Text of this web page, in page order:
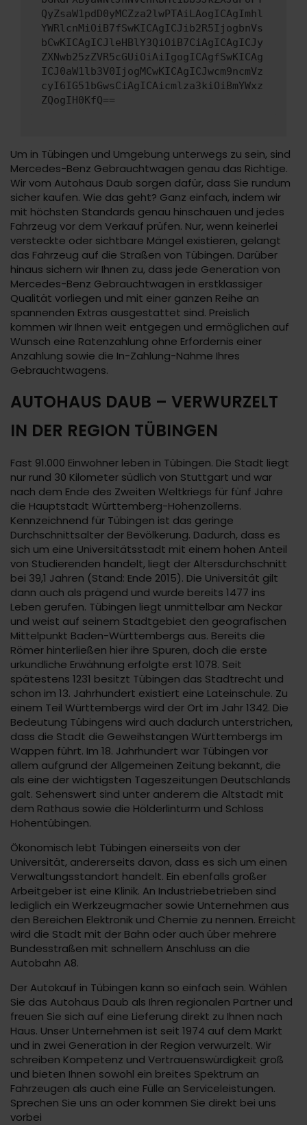
QyZsaW1pdD0yMCZza2lwPTAiLAogICAgImhl
YWRlcnMiOiB7fSwKICAgICJib2R5IjogbnVs
bCwKICAgICJleHBlY3QiOiB7CiAgICAgICJy
ZXNwb25zZVR5cGUiOiAiIgogICAgfSwKICAg
ICJ0aW1lb3V0IjogMCwKICAgICJwcm9ncmVz
cyI6IG51bGwsCiAgICAicmlza3kiOiBmYWxz
ZQogIH0KfQ==
Um in Tübingen und Umgebung unterwegs zu sein, sind
Mercedes-Benz Gebrauchtwagen genau das Richtige.
Wir vom Autohaus Daub sorgen dafür, dass Sie rundum
sicher kaufen. Wie das geht? Ganz einfach, indem wir
mit höchsten Standards genau hinschauen und jedes
Fahrzeug vor dem Verkauf prüfen. Nur, wenn keinerlei
versteckte oder sichtbare Mängel existieren, gelangt
das Fahrzeug auf die Straßen von Tübingen. Darüber
hinaus sichern wir Ihnen zu, dass jede Generation von
Mercedes-Benz Gebrauchtwagen in erstklassiger
Qualität vorliegen und mit einer ganzen Reihe an
spannenden Extras ausgestattet sind. Preislich
kommen wir Ihnen weit entgegen und ermöglichen auf
Wunsch eine Ratenzahlung ohne Erfordernis einer
Anzahlung sowie die In-Zahlung-Nahme Ihres
Gebrauchtwagens.
AUTOHAUS DAUB – VERWURZELT
IN DER REGION TÜBINGEN
Fast 91.000 Einwohner leben in Tübingen. Die Stadt liegt
nur rund 30 Kilometer südlich von Stuttgart und war
nach dem Ende des Zweiten Weltkriegs für fünf Jahre
die Hauptstadt Württemberg-Hohenzollerns.
Kennzeichnend für Tübingen ist das geringe
Durchschnittsalter der Bevölkerung. Dadurch, dass es
sich um eine Universitätsstadt mit einem hohen Anteil
von Studierenden handelt, liegt der Altersdurchschnitt
bei 39,1 Jahren (Stand: Ende 2015). Die Universität gilt
dann auch als prägend und wurde bereits 1477 ins
Leben gerufen. Tübingen liegt unmittelbar am Neckar
und weist auf seinem Stadtgebiet den geografischen
Mittelpunkt Baden-Württembergs aus. Bereits die
Römer hinterließen hier ihre Spuren, doch die erste
urkundliche Erwähnung erfolgte erst 1078. Seit
spätestens 1231 besitzt Tübingen das Stadtrecht und
schon im 13. Jahrhundert existiert eine Lateinschule. Zu
einem Teil Württembergs wird der Ort im Jahr 1342. Die
Bedeutung Tübingens wird auch dadurch unterstrichen,
dass die Stadt die Geweihstangen Württembergs im
Wappen führt. Im 18. Jahrhundert war Tübingen vor
allem aufgrund der Allgemeinen Zeitung bekannt, die
als eine der wichtigsten Tageszeitungen Deutschlands
galt. Sehenswert sind unter anderem die Altstadt mit
dem Rathaus sowie die Hölderlinturm und Schloss
Hohentübingen.
Ökonomisch lebt Tübingen einerseits von der
Universität, andererseits davon, dass es sich um einen
Verwaltungsstandort handelt. Ein ebenfalls großer
Arbeitgeber ist eine Klinik. An Industriebetrieben sind
lediglich ein Werkzeugmacher sowie Unternehmen aus
den Bereichen Elektronik und Chemie zu nennen. Erreicht
wird die Stadt mit der Bahn oder auch über mehrere
Bundesstraßen mit schnellem Anschluss an die
Autobahn A8.
Der Autokauf in Tübingen kann so einfach sein. Wählen
Sie das Autohaus Daub als Ihren regionalen Partner und
freuen Sie sich auf eine Lieferung direkt zu Ihnen nach
Haus. Unser Unternehmen ist seit 1974 auf dem Markt
und in zwei Generation in der Region verwurzelt. Wir
schreiben Kompetenz und Vertrauenswürdigkeit groß
und bieten Ihnen sowohl ein breites Spektrum an
Fahrzeugen als auch eine Fülle an Serviceleistungen.
Sprechen Sie uns an oder kommen Sie direkt bei uns
vorbei